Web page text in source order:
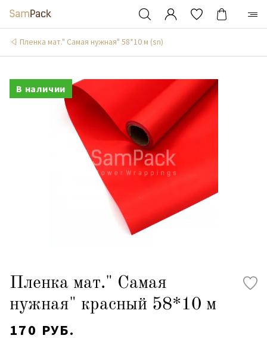
Пленка мат." Самая нужная" 58*10 м (sn)
В наличии
Пленка мат." Самая
нужная" красный 58*10 м
170 РУБ.